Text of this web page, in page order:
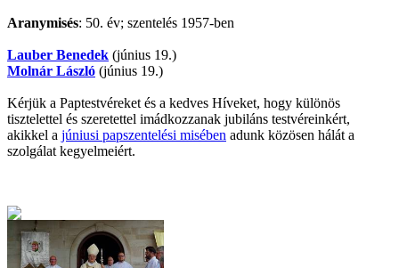
Aranymisés: 50. év; szentelés 1957-ben
Lauber Benedek (június 19.)
Molnár László (június 19.)
Kérjük a Paptestvéreket és a kedves Híveket, hogy különös
tisztelettel és szeretettel imádkozzanak jubiláns testvéreinkért,
akikkel a júniusi papszentelési misében adunk közösen hálát a
szolgálat kegyelmeiért.